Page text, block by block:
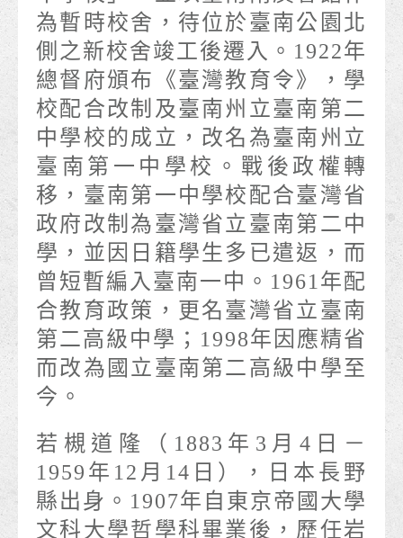
為暫時校舍，待位於臺南公園北
側之新校舍竣工後遷入。1922年
總督府頒布《臺灣教育令》，學
校配合改制及臺南州立臺南第二
中學校的成立，改名為臺南州立
臺南第一中學校。戰後政權轉
移，臺南第一中學校配合臺灣省
政府改制為臺灣省立臺南第二中
學，並因日籍學生多已遣返，而
曾短暫編入臺南一中。1961年配
合教育政策，更名臺灣省立臺南
第二高級中學；1998年因應精省
而改為國立臺南第二高級中學至
今。
若槻道隆（1883年3月4日－
1959年12月14日），日本長野
縣出身。1907年自東京帝國大學
文科大學哲學科畢業後，歷任岩